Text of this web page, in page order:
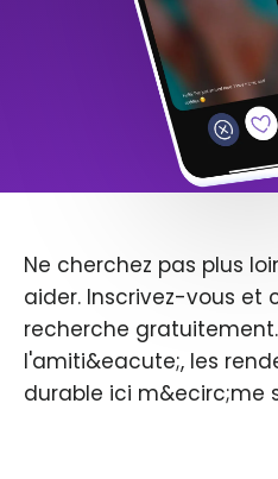
Ne cherchez pas plus
aider. Inscrivez-vous et
recherche
l'amiti&eacute;, les
durable ici m&ecirc;me